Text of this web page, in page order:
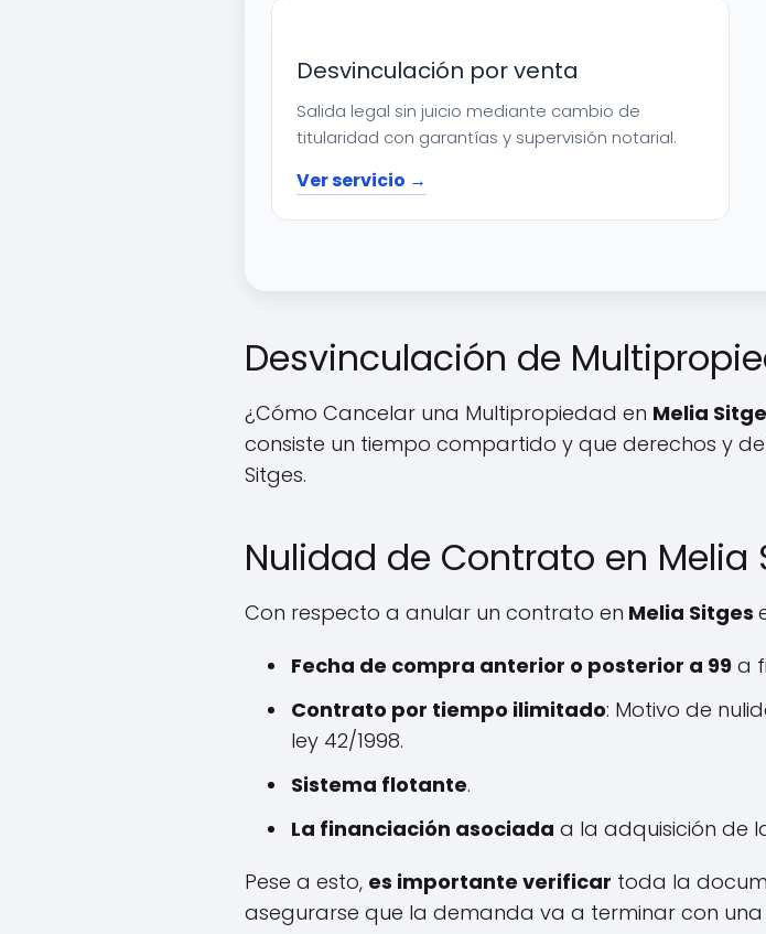
Desvinculación por venta
Salida legal sin juicio mediante cambio de
titularidad con garantías y supervisión notarial.
Ver servicio →
Desvinculación de
¿Cómo Cancelar una Multipropiedad en Melia
consiste un tiempo compartido y que derechos y
Sitges.
Nulidad de Contrato en Melia
Con respecto a anular un contrato en Melia Sitges
Fecha de compra anterior o posterior a 99 a
Contrato por tiempo ilimitado: Motivo de
ley 42/1998.
Sistema flotante.
La financiación asociada a la adquisición de
Pese a esto, es importante verificar toda la
asegurarse que la demanda va a terminar con